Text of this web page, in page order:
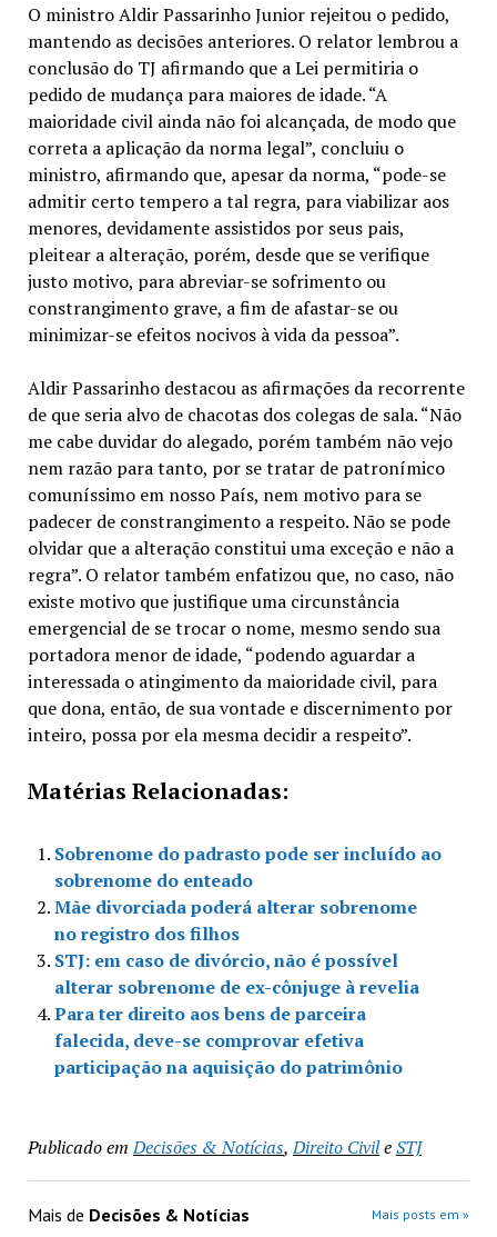
O ministro Aldir Passarinho Junior rejeitou o pedido,
mantendo as decisões anteriores. O relator lembrou a
conclusão do TJ afirmando que a Lei permitiria o
pedido de mudança para maiores de idade. “A
maioridade civil ainda não foi alcançada, de modo que
correta a aplicação da norma legal”, concluiu o
ministro, afirmando que, apesar da norma, “pode-se
admitir certo tempero a tal regra, para viabilizar aos
menores, devidamente assistidos por seus pais,
pleitear a alteração, porém, desde que se verifique
justo motivo, para abreviar-se sofrimento ou
constrangimento grave, a fim de afastar-se ou
minimizar-se efeitos nocivos à vida da pessoa”.
Aldir Passarinho destacou as afirmações da recorrente
de que seria alvo de chacotas dos colegas de sala. “Não
me cabe duvidar do alegado, porém também não vejo
nem razão para tanto, por se tratar de patronímico
comuníssimo em nosso País, nem motivo para se
padecer de constrangimento a respeito. Não se pode
olvidar que a alteração constitui uma exceção e não a
regra”. O relator também enfatizou que, no caso, não
existe motivo que justifique uma circunstância
emergencial de se trocar o nome, mesmo sendo sua
portadora menor de idade, “podendo aguardar a
interessada o atingimento da maioridade civil, para
que dona, então, de sua vontade e discernimento por
inteiro, possa por ela mesma decidir a respeito”.
Matérias Relacionadas:
Sobrenome do padrasto pode ser incluído ao
sobrenome do enteado
Mãe divorciada poderá alterar sobrenome
no registro dos filhos
STJ: em caso de divórcio, não é possível
alterar sobrenome de ex-cônjuge à revelia
Para ter direito aos bens de parceira
falecida, deve-se comprovar efetiva
participação na aquisição do patrimônio
Publicado em Decisões & Notícias,Direito CivileSTJ
Mais de Decisões & Notícias Mais posts em »